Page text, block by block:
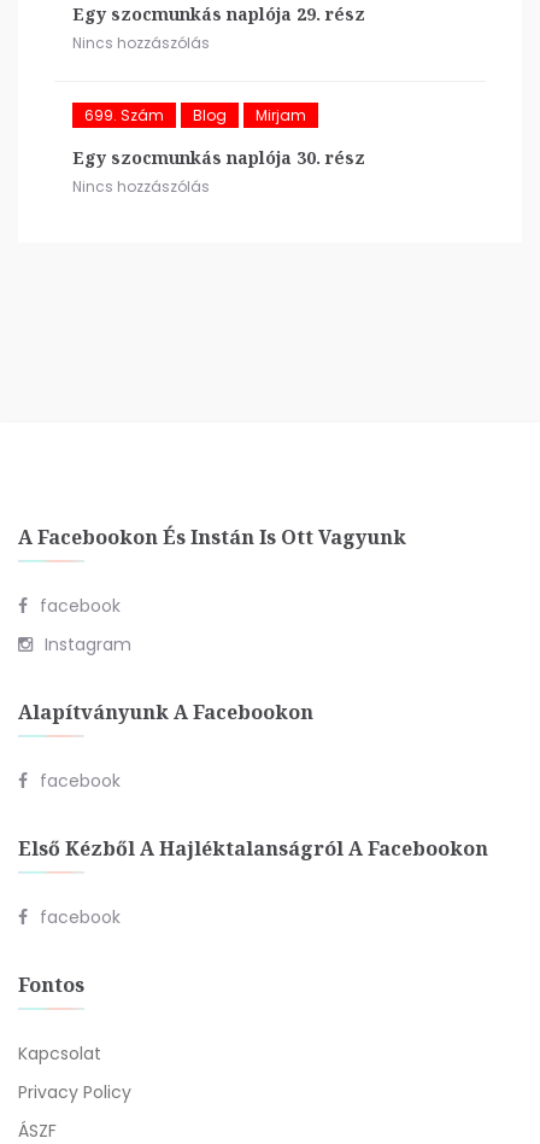
Egy szocmunkás naplója 29. rész
Nincs hozzászólás
699. Szám Blog Mirjam
Egy szocmunkás naplója 30. rész
Nincs hozzászólás
A Facebookon És Instán Is Ott Vagyunk
facebook
Instagram
Alapítványunk A Facebookon
facebook
Első Kézből A Hajléktalanságról A Facebookon
facebook
Fontos
Kapcsolat
Privacy Policy
ÁSZF